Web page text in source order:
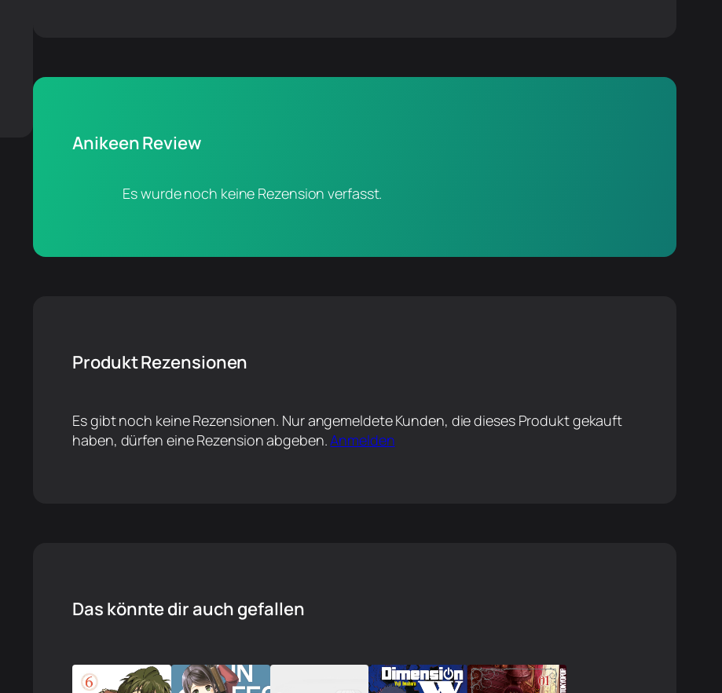
Anikeen Review
Es wurde noch keine Rezension verfasst.
Produkt Rezensionen
Es gibt noch keine Rezensionen. Nur angemeldete Kunden, die dieses Produkt gekauft
haben, dürfen eine Rezension abgeben. Anmelden
Das könnte dir auch gefallen